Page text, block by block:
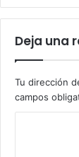
Deja una
Tu dirección
campos